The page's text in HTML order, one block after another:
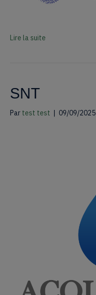
Lire la suite
SNT
Par test test | 09/09/2025